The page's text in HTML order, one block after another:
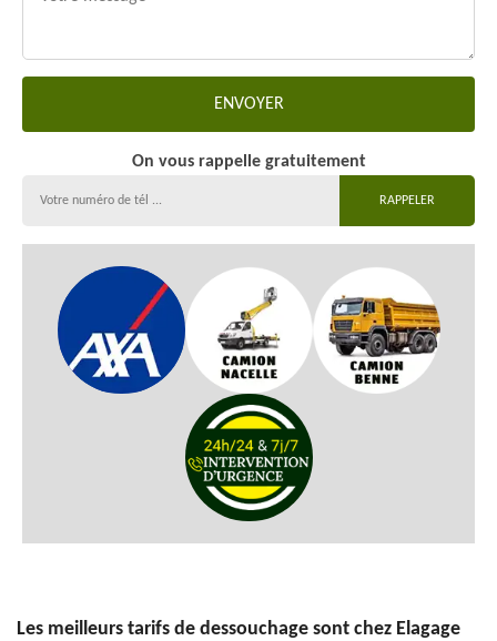
On vous rappelle gratuitement
Les meilleurs tarifs de dessouchage sont chez Elagage